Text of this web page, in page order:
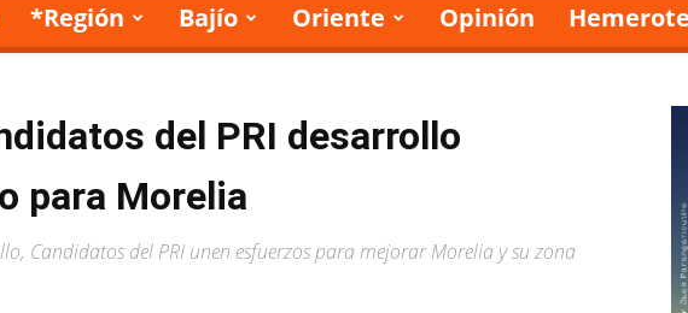
*Región Bajío Oriente Opinión
del PRI desarrollo
para Morelia
Candidatos del PRI unen esfuerzos para mejorar Morelia y su zona